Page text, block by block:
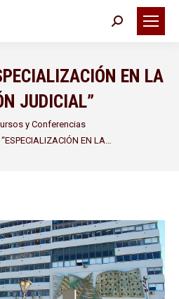
Buscar:
EN LA
JUDICIAL”
y Conferencias
EN LA…